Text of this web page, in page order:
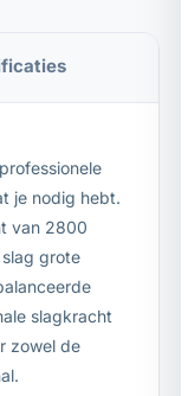
je nodig hebt.
van 2800
grote
slagkracht
zowel de